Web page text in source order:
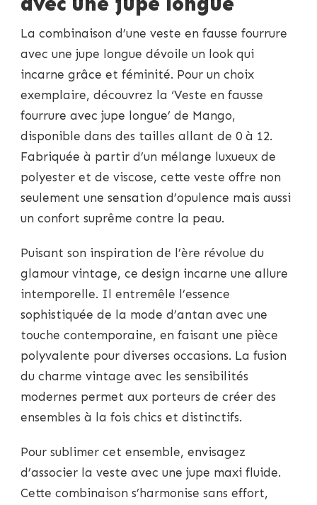
La combinaison d’une veste en fausse fourrure
avec une jupe longue dévoile un look qui
incarne grâce et féminité. Pour un choix
exemplaire, découvrez la ‘Veste en fausse
fourrure avec jupe longue’ de Mango,
disponible dans des tailles allant de 0 à 12.
Fabriquée à partir d’un mélange luxueux de
polyester et de viscose, cette veste offre non
seulement une sensation d’opulence mais aussi
un confort suprême contre la peau.
Puisant son inspiration de l’ère révolue du
glamour vintage, ce design incarne une allure
intemporelle. Il entremêle l’essence
sophistiquée de la mode d’antan avec une
touche contemporaine, en faisant une pièce
polyvalente pour diverses occasions. La fusion
du charme vintage avec les sensibilités
modernes permet aux porteurs de créer des
ensembles à la fois chics et distinctifs.
Pour sublimer cet ensemble, envisagez
d’associer la veste avec une jupe maxi fluide.
Cette combinaison s’harmonise sans effort,